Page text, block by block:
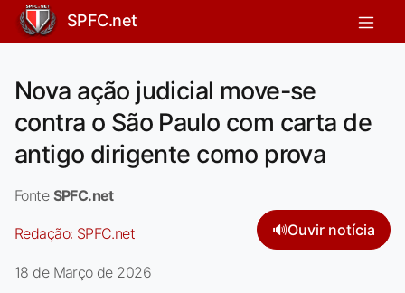
SPFC.net
Nova ação judicial move-se
contra o São Paulo com carta de
antigo dirigente como prova
Fonte SPFC.net
Redação: SPFC.net 🔊Ouvir notícia
18 de Março de 2026